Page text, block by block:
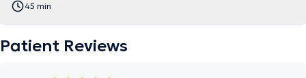
45 min
Patient Reviews